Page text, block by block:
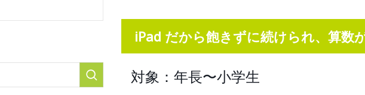
iPad だから飽きずに続けられ、算数
対象：年長〜小学生